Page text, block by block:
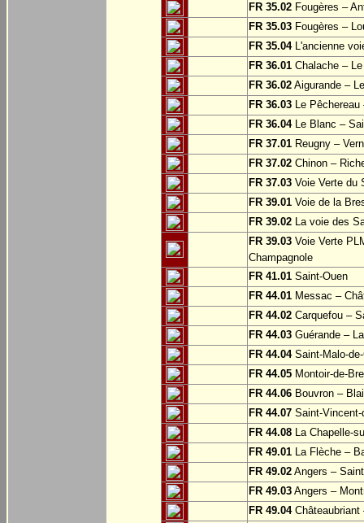
FR 35.02 Fougères –
FR 35.03 Fougères –
FR 35.04L'ancienne
FR 36.01 Chalache –
FR 36.02 Aigurande –
FR 36.03 Le
FR 36.04Le Blanc –
FR 37.01 Reugny –
FR 37.02 Chinon –
FR 37.03 Voie Verte du
FR 39.01 Voie de la
FR 39.02 La voie des
FR 39.03 Voie Verte
Champagnole
FR 41.01 Saint-Ouen
FR 44.01 Messac –
FR 44.02 Carquefou –
FR 44.03 Guérande –
FR 44.04Saint-Malo-
FR 44.05 Montoir-de-
FR 44.06 Bouvron –
FR 44.07 Saint-
FR 44.08 La Chapelle-
FR 49.01 La Flèche –
FR 49.02 Angers –
FR 49.03 Angers –
FR 49.04Châteaubriant